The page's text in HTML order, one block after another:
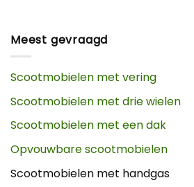
Meest gevraagd
Scootmobielen met vering
Scootmobielen met drie wielen
Scootmobielen met een dak
Opvouwbare scootmobielen
Scootmobielen met handgas